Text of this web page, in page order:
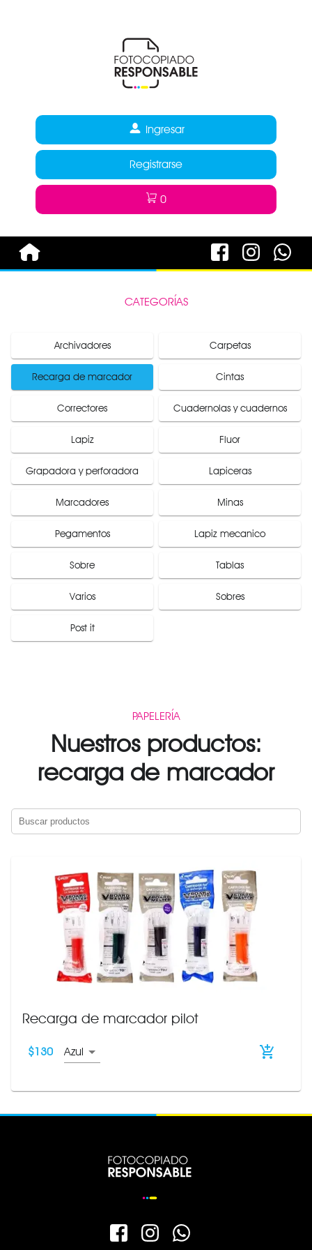
Ingresar
Registrarse
0
CATEGORÍAS
Archivadores Carpetas
Recarga de marcador Cintas
Correctores Cuadernolas y cuadernos
Lapiz Fluor
Grapadora y perforadora Lapiceras
Marcadores Minas
Pegamentos Lapiz mecanico
Sobre Tablas
Varios Sobres
Post it
PAPELERÍA
Nuestros productos:
recarga de marcador
Recarga de marcador pilot
$130 Azul